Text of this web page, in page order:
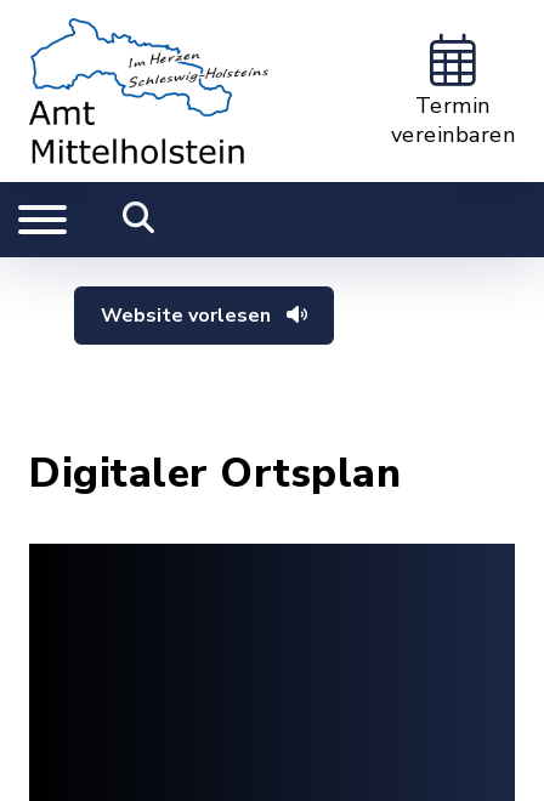
Termin
vereinbaren
Website vorlesen
Digitaler Ortsplan